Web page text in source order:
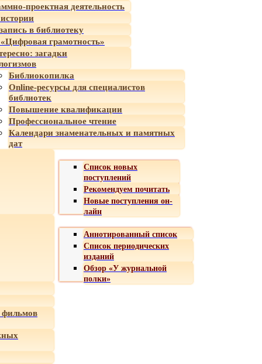
проектная деятельность
в библиотеку
грамотность»
загадки
Библиокопилка
Online-ресурсы для специалистов
библиотек
Повышение квалификации
Профессиональное чтение
Календари знаменательных и памятных
дат
Список новых
поступлений
Рекомендуем почитать
Новые поступления он-
лайн
Аннотированный список
Список периодических
изданий
Обзор «У журнальной
полки»